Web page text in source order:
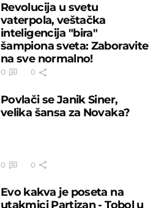
Revolucija u svetu
vaterpola, veštačka
inteligencija "bira"
šampiona sveta: Zaboravite
na sve normalno!
0 0
Povlači se Janik Siner,
velika šansa za Novaka?
0 0
Evo kakva je poseta na
utakmici Partizan - Tobol u